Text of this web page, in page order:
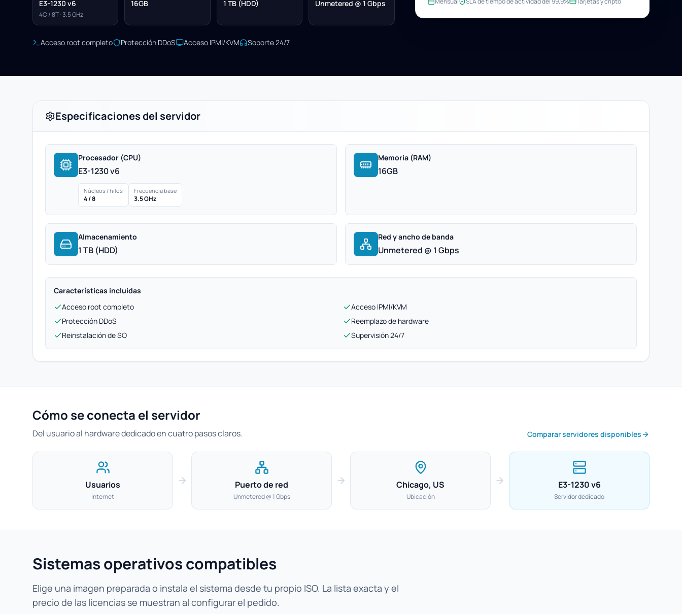
E3-1230 v6
4C / 8T · 3.5 GHz
16GB 1 TB (HDD) Unmetered @ 1 Gbps
Acceso root completo Protección DDoS Acceso IPMI/KVM Soporte 24/7
Especificaciones del servidor
Procesador (CPU)
E3-1230 v6
Núcleos / hilos
4 / 8
Frecuencia base
3.5 GHz
Memoria (RAM)
16GB
Almacenamiento
1 TB (HDD)
Red y ancho de banda
Unmetered @ 1 Gbps
Características incluidas
Acceso root completo
Acceso IPMI/KVM
Protección DDoS
Reemplazo de hardware
Reinstalación de SO
Supervisión 24/7
Cómo se conecta el servidor
Del usuario al hardware dedicado en cuatro pasos claros. Comparar servidores disponibles
Usuarios
Internet
Puerto de red
Unmetered @ 1 Gbps
Chicago, US
Ubicación
E3-1230 v6
Servidor dedicado
Sistemas operativos compatibles
Elige una imagen preparada o instala el sistema desde tu propio ISO. La lista exacta y el
precio de las licencias se muestran al configurar el pedido.